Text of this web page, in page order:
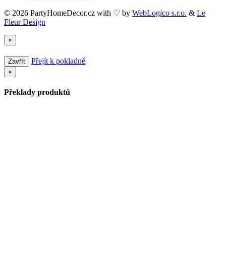
© 2026 PartyHomeDecor.cz with ♡ by WebLogico s.r.o. & Le
Fleur Design
×
Zavřít Přejít k pokladně
×
Překlady produktů